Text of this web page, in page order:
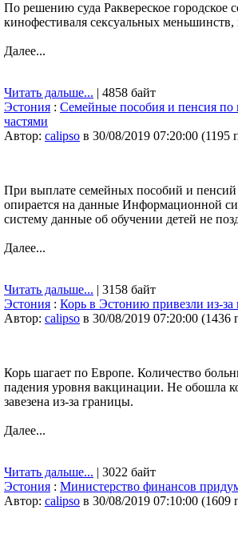
По решению суда Раквереское городское
кинофестиваля сексуальных
Далее...
Читать дальше... | 4858 байт
Эстония : Семейные пособия и пенсия по
частями
Автор: calipso в 30/08/2019 07:20:00 (1195
При выплате семейных пособий и пенсий
опирается на данные Информационной
систему данные об обучении детей не
Далее...
Читать дальше... | 3158 байт
Эстония : Корь в Эстонию привезли из-
Автор: calipso в 30/08/2019 07:20:00 (1436
Корь шагает по Европе. Количество
падения уровня вакцинации. Не обошла
завезена из-за границы.
Далее...
Читать дальше... | 3022 байт
Эстония : Министерство финансов
Автор: calipso в 30/08/2019 07:10:00 (1609